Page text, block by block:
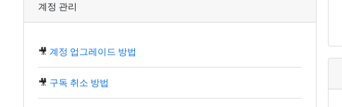
계정 관리
🎥 계정 업그레이드 방법
🎥 구독 취소 방법